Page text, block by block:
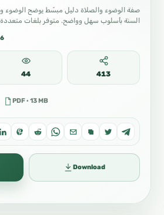
صفة الوضوء والصلاة دليل مبسّط يوضح الوضوء
السنة بأسلوب سهل وواضح. متوفر بلغات
44 413
PDF · 13 MB
Download